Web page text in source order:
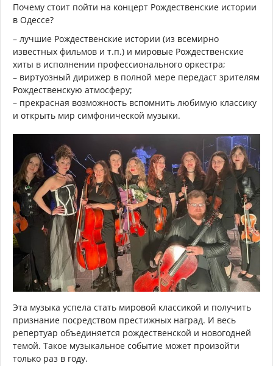
Почему стоит пойти на концерт Рождественские истории
в Одессе?
– лучшие Рождественские истории (из всемирно
известных фильмов и т.п.) и мировые Рождественские
хиты в исполнении профессионального оркестра;
– виртуозный дирижер в полной мере передаст зрителям
Рождественскую атмосферу;
– прекрасная возможность вспомнить любимую классику
и открыть мир симфонической музыки.
Эта музыка успела стать мировой классикой и получить
признание посредством престижных наград. И весь
репертуар объединяется рождественской и новогодней
темой. Такое музыкальное событие может произойти
только раз в году.